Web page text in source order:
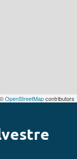
©OpenStreetMapcontributors